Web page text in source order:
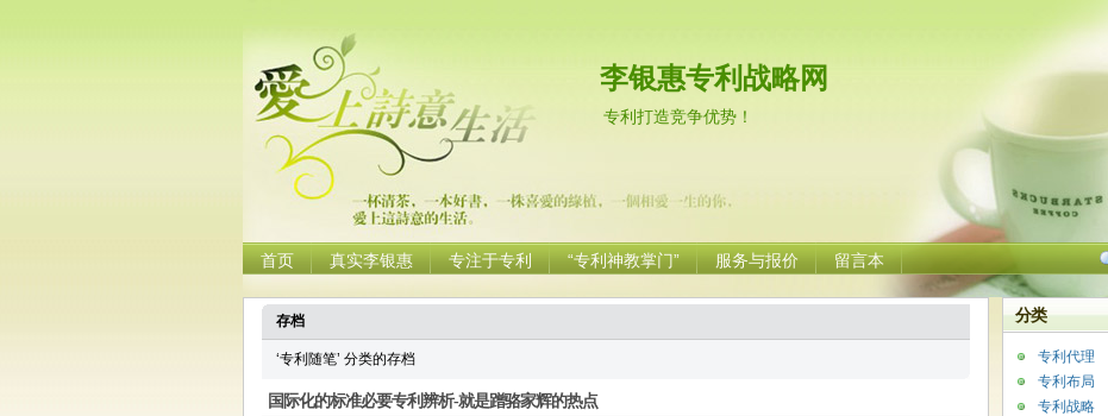
李银惠专利战略网
专利打造竞争优势！
首页 真实李银惠 专注于专利 “专利神教掌门” 服务与报价 留言本
存档
‘专利随笔’ 分类的存档
国际化的标准必要专利辨析-就是蹭骆家辉的热点
分类
专利代理
专利布局
专利战略